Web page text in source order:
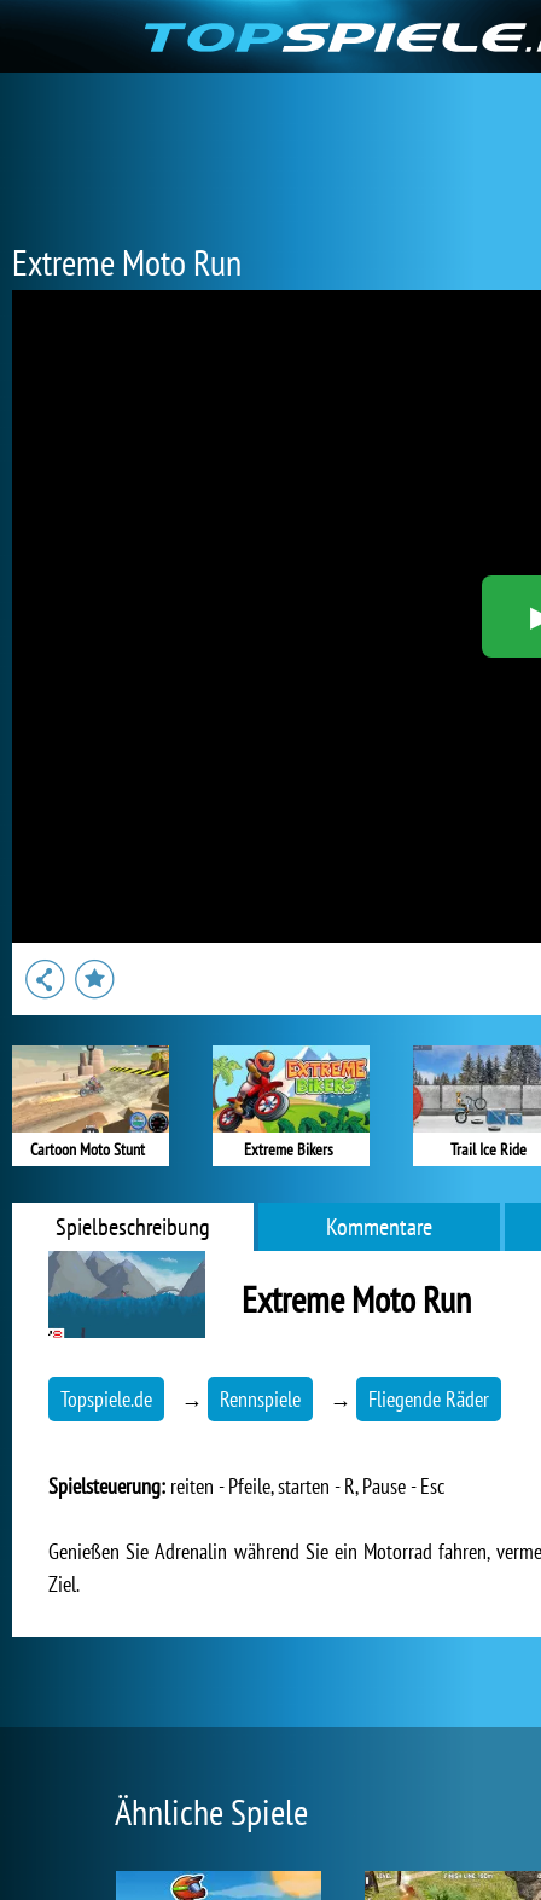
Extreme Moto Run
Cartoon Moto Stunt Extreme Bikers Trail Ice Ride
Spielbeschreibung Kommentare
Extreme Moto Run
Topspiele.de → Rennspiele → Fliegende Räder
Spielsteuerung: reiten - Pfeile, starten - R, Pause - Esc
Genießen Sie Adrenalin während Sie ein Motorrad fahren,
Ziel.
Ähnliche Spiele